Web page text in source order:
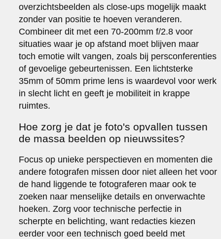
overzichtsbeelden als close-ups mogelijk maakt
zonder van positie te hoeven veranderen.
Combineer dit met een 70-200mm f/2.8 voor
situaties waar je op afstand moet blijven maar
toch emotie wilt vangen, zoals bij persconferenties
of gevoelige gebeurtenissen. Een lichtsterke
35mm of 50mm prime lens is waardevol voor werk
in slecht licht en geeft je mobiliteit in krappe
ruimtes.
Hoe zorg je dat je foto's opvallen tussen
de massa beelden op nieuwssites?
Focus op unieke perspectieven en momenten die
andere fotografen missen door niet alleen het voor
de hand liggende te fotograferen maar ook te
zoeken naar menselijke details en onverwachte
hoeken. Zorg voor technische perfectie in
scherpte en belichting, want redacties kiezen
eerder voor een technisch goed beeld met